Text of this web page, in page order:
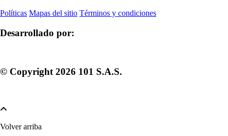
Políticas Mapas del sitio Términos y condiciones
Desarrollado por:
© Copyright 2026 101 S.A.S.
Volver arriba